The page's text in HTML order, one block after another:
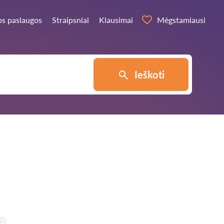
paslaugos Straipsniai Klausimai Mėgstamiausi
Ieškoti